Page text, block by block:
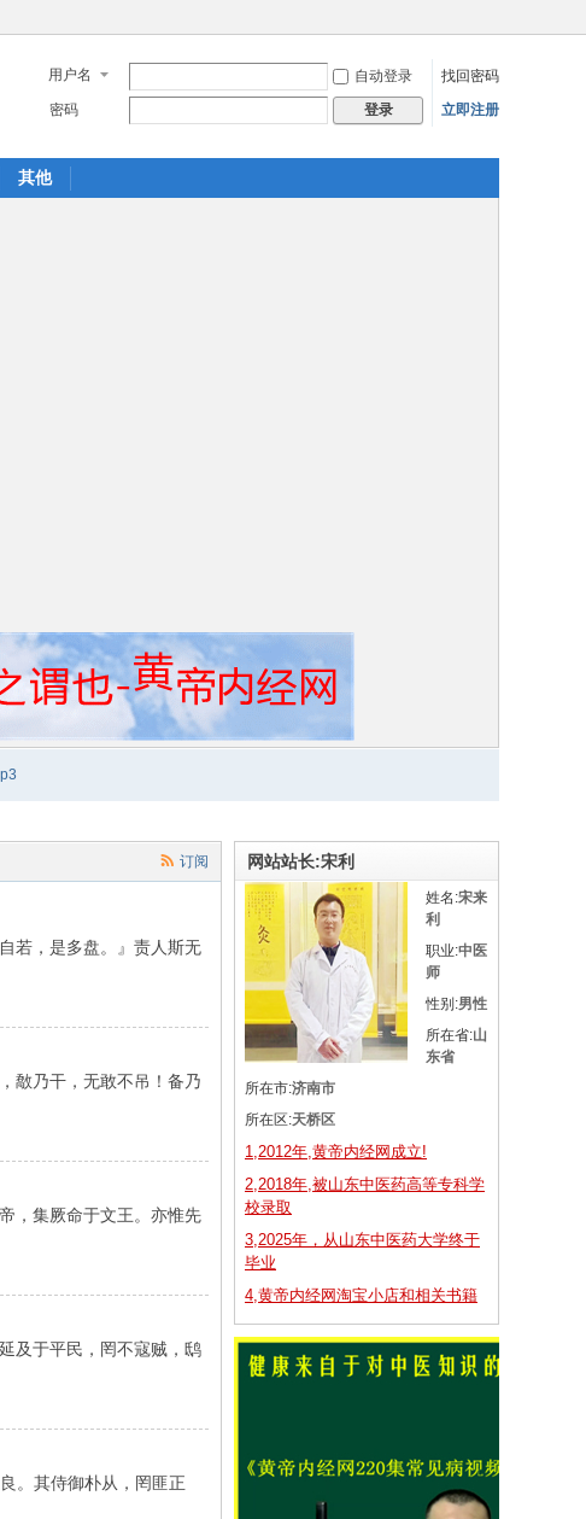
用户名 自动登录
找回密码
密码
登录 立即注册
其他
订阅
若，是多盘。』责人斯无
敿乃干，无敢不吊！备乃
，集厥命于文王。亦惟先
及于平民，罔不寇贼，鸱
。其侍御朴从，罔匪正
网站站长:宋利
姓名:宋来
利
职业:中医
师
性别:男性
所在省:山
东省
所在市:济南市
所在区:天桥区
1,2012年,黄帝内经网成立!
2,2018年,被山东中医药高等专科学
校录取
3,2025年，从山东中医药大学终于
毕业
4,黄帝内经网淘宝小店和相关书籍